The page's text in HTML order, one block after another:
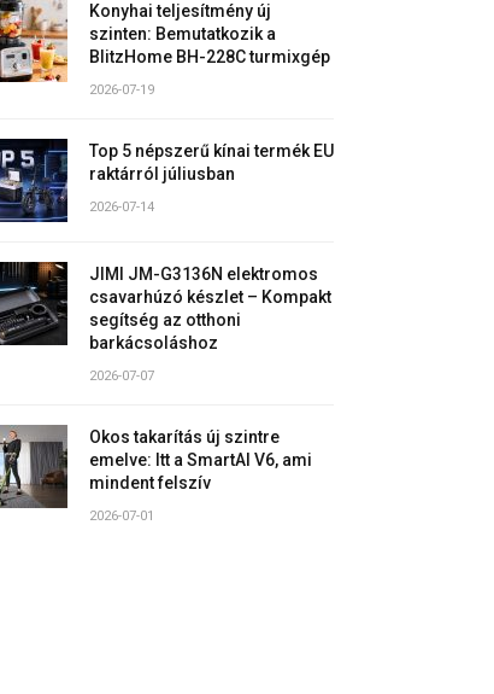
Konyhai teljesítmény új
szinten: Bemutatkozik a
BlitzHome BH-228C turmixgép
2026-07-19
Top 5 népszerű kínai termék EU
raktárról júliusban
2026-07-14
JIMI JM-G3136N elektromos
csavarhúzó készlet – Kompakt
segítség az otthoni
barkácsoláshoz
2026-07-07
Okos takarítás új szintre
emelve: Itt a SmartAI V6, ami
mindent felszív
2026-07-01